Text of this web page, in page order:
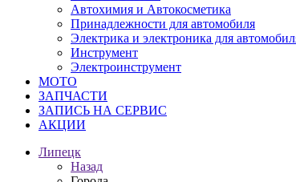
Автохимия и Автокосметика
Принадлежности для автомобиля
Электрика и электроника для
Инструмент
Электроинструмент
МОТО
ЗАПЧАСТИ
ЗАПИСЬ НА СЕРВИС
АКЦИИ
Липецк
Назад